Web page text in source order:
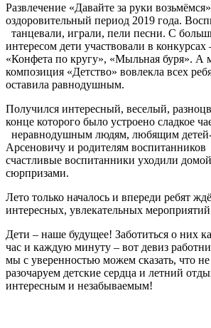
Развлечение «Давайте за руки
оздоровительный период 2019 года.
танцевали, играли, пели песни. С
интересом дети участвовали в конкурсах
«Конфета по кругу», «Мыльная буря». А
композиция «Детство» вовлекла всех
оставила равнодушным.
Получился интересный, веселый,
конце которого было устроено сладкое
неравнодушным людям, любящим
Арсеновичу и родителям
счастливые воспитанники уходили
сюрпризами.
Лето только началось и впереди ребят
интересных, увлекательных
Дети – наше будущее! Заботиться о них
час и каждую минуту – вот девиз
мы с уверенностью можем сказать, что не
разочаруем детские сердца и летний
интересным и незабываемым!